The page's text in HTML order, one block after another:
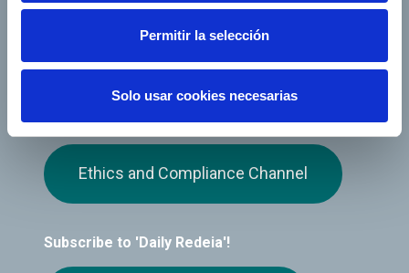
Permitir la selección
Solo usar cookies necesarias
Subscribe to 'Daily Redeia'!
Ethics and Compliance Channel